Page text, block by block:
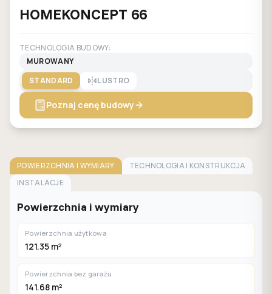
HOMEKONCEPT 66
TECHNOLOGIA BUDOWY:
MUROWANY
STANDARD
LUSTRO
Poznaj cenę budowy
POWIERZCHNIA I WYMIARY
TECHNOLOGIA I KONSTRUKCJA
INSTALACJE
Powierzchnia i wymiary
Powierzchnia użytkowa
121.35 m²
Powierzchnia bez garażu
141.68 m²